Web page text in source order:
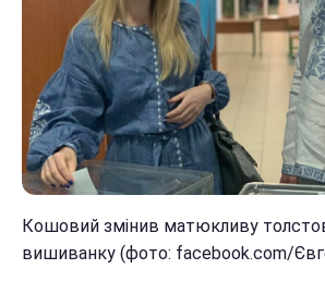
Кошовий змінив матюкливу
вишиванку (фото: facebook.com/